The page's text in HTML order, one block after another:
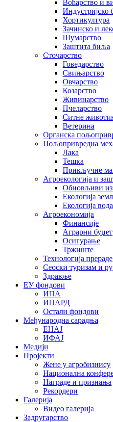
Воћарство и
Индустријско
Хортикултура
Зачинско и
Шумарство
Заштита биља
Сточарство
Говедарство
Свињарство
Овчарство
Козарство
Живинарство
Пчеларство
Ситне
Ветерина
Органска
Пољопривредна
Лака
Тешка
Прикључне
Агроекологија и
Обновљиви
Екологија
Екологија вода
Агроекономија
Финансије
Аграрни буџет
Осигурање
Тржиште
Технологија прераде
Сеоски туризам и
Здравље
ЕУ фондови
ИПА
ИПАРД
Остали фондови
Међународна сарадња
ЕНАЈ
ИФАЈ
Медији
Пројекти
Жене у агробизнису
Национална
Награде и признања
Рекордери
Галерија
Видео галерија
Задругарство